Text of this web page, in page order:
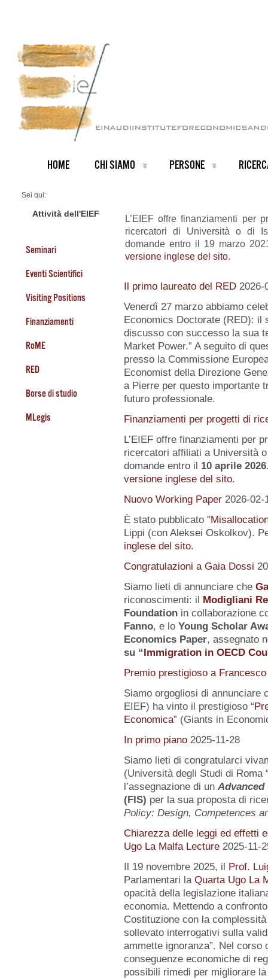
HOME CHI SIAMO PERSONE
Sei qui:
ARCHIVIO NOTIZIE
Finanziamenti per progetti di Ricerca
Attività dell'EIEF
Seminari
Eventi Scientifici
Visiting Positions
Finanziamenti
RoME
RED
Borse di studio
MLegis
L’EIEF offre finanziamenti per
ricercatori di Università o di
domande entro il 19 marzo
versione inglese del sito.
Il primo laureato del RED 2026-
Venerdì 27 marzo abbiamo
Economics Doctorate (RED): il
discusso con successo la sua
Market Power.” A seguito di
presso la Commissione
Economist della Direzione
a Pierre per questo importante
futuro professionale.
Finanziamenti per progetti di
L’EIEF offre finanziamenti per
ricercatori affiliati a Università
domande entro il 10 aprile 2026
versione inglese del sito.
Nuovo Working Paper 2026-02-
È stato pubblicato "
Lippi (con Aleksei Oskolkov).
inglese del sito.
Congratulazioni a Gaia Dossi
Siamo lieti di annunciare che
riconoscimenti: il Modigliani
Foundationin collaborazione
Fanno, e lo Young Scholar
Economics Paper, assegnato
su“Immigration in OECD
Premio prestigioso a
Siamo orgogliosi di annunciare
EIEF) ha vinto il prestigioso “
Economica” (Giants in
In primo piano 2025-11-28
Siamo lieti di congratularci
(Università degli Studi di Roma
l’assegnazione di un Advanced
(FIS) per la sua proposta di
Policy: Design, Competences
Chiarezza delle leggi ed effetti
Ugo La Malfa Lecture 2025-11-
Il 19 novembre 2025, il Prof.
Parlamentari la Quarta Ugo La
opacità della legislazione
economia. Mettendo a
Costituzione con la
sollevato interrogativi sulla
ammette ignoranza”. Nel corso
conseguenze economiche di
possibili rimedi per migliorare